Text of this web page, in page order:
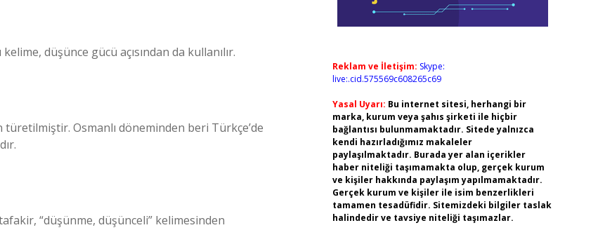
düşünce gücü açısından da kullanılır.
Osmanlı döneminden beri Türkçe’de
“düşünme, düşünceli” kelimesinden
Reklam ve İletişim: Skype:
live:.cid.575569c608265c69
Yasal Uyarı: Bu internet sitesi, herhangi bir
marka, kurum veya şahıs şirketi ile hiçbir
bağlantısı bulunmamaktadır. Sitede yalnızca
kendi hazırladığımız makaleler
paylaşılmaktadır. Burada yer alan içerikler
haber niteliği taşımamakta olup, gerçek kurum
ve kişiler hakkında paylaşım yapılmamaktadır.
Gerçek kurum ve kişiler ile isim benzerlikleri
tamamen tesadüfidir. Sitemizdeki bilgiler taslak
halindedir ve tavsiye niteliği taşımazlar.